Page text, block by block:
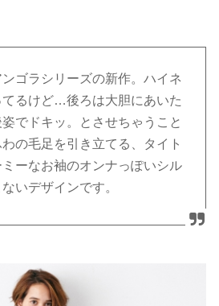
ゴラシリーズの新作。ハイネ
てるけど…後ろは大胆にあいた
でドキッ。とさせちゃうこと
の毛足を引き立てる、タイト
ーなお袖のオンナっぽいシル
いデザインです。